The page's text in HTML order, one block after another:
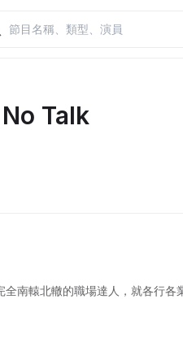
Talk
南轅北轍的職場達人，就各行